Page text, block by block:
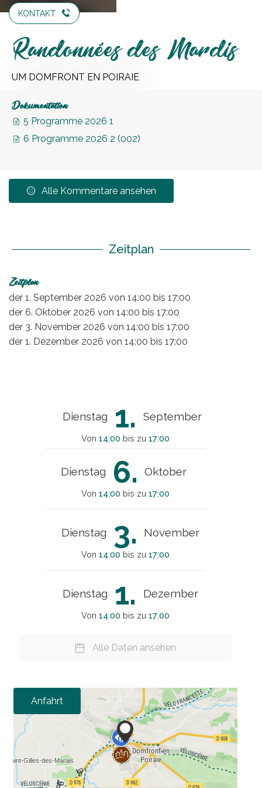
KONTAKT
Randonnées des Mardis
UM DOMFRONT EN POIRAIE
Dokumentation
5 Programme 2026 1
6 Programme 2026 2 (002)
Alle Kommentare ansehen
Zeitplan
Zeitplan
der 1. September 2026 von 14:00 bis 17:00
der 6. Oktober 2026 von 14:00 bis 17:00
der 3. November 2026 von 14:00 bis 17:00
der 1. Dezember 2026 von 14:00 bis 17:00
Dienstag 1. September
Von 14:00 bis zu 17:00
Dienstag 6. Oktober
Von 14:00 bis zu 17:00
Dienstag 3. November
Von 14:00 bis zu 17:00
Dienstag 1. Dezember
Von 14:00 bis zu 17:00
Alle Daten ansehen
Anfahrt